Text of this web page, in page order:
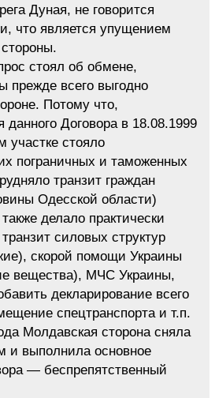
Дуная, не говорится
что является упущением
стоял об обмене,
прежде всего выгодно
Потому что,
данного Договора в 18.08.1999
участке стояло
пограничных и таможенных
транзит граждан
Одесской области)
делало практически
силовых структур
скорой помощи Украины
вещества), МЧС Украины,
декларирование всего
спецтранспорта и т.п.
Молдавская сторона сняла
и выполнила основное
— беспрепятственный